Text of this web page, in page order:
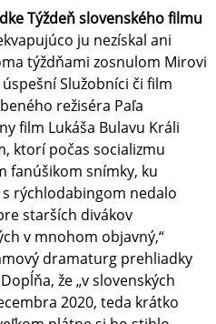
Týždeň slovenského filmu
ju nezískal ani
týždňami zosnulom Mirovi
Služobníci či film
režiséra Paľa
film Lukáša Bulavu Králi
ktorí počas socializmu
fanúšikom snímky, ku
rýchlodabingom nedalo
starších divákov
v mnohom objavný,“
dramaturg prehliadky
že „v slovenských
2020, teda krátko